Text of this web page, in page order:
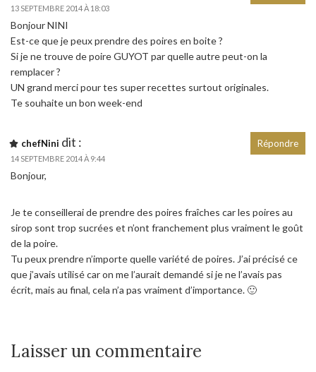
13 SEPTEMBRE 2014 À 18:03
Bonjour NINI
Est-ce que je peux prendre des poires en boite ?
Si je ne trouve de poire GUYOT par quelle autre peut-on la
remplacer ?
UN grand merci pour tes super recettes surtout originales.
Te souhaite un bon week-end
chefNini dit :
14 SEPTEMBRE 2014 À 9:44
Bonjour,
Je te conseillerai de prendre des poires fraîches car les poires au
sirop sont trop sucrées et n’ont franchement plus vraiment le goût
de la poire.
Tu peux prendre n’importe quelle variété de poires. J’ai précisé ce
que j’avais utilisé car on me l’aurait demandé si je ne l’avais pas
écrit, mais au final, cela n’a pas vraiment d’importance. 🙂
Répondre
Laisser un commentaire